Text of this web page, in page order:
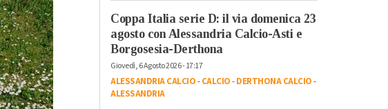
Coppa Italia serie D: il via domenica 23
agosto con Alessandria Calcio-Asti e
Borgosesia-Derthona
Giovedì, 6 Agosto 2026 - 17:17
ALESSANDRIA CALCIO-CALCIO-DERTHONA CALCIO-
ALESSANDRIA